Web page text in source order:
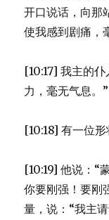
开口说话，向那
使我感到剧痛，
[10:17] 我主的
力，毫无气息。”
[10:18] 有一位
[10:19] 他说：“
你要刚强！要刚
量，说：“我主